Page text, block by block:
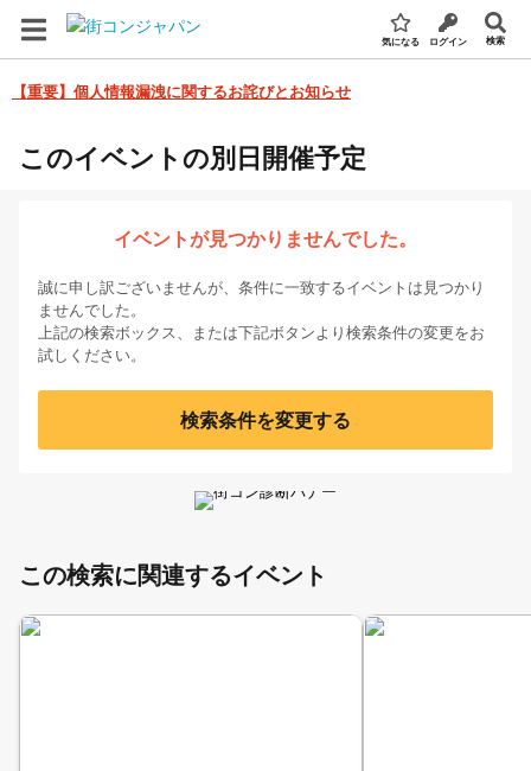
気になる ログイン 検索
【重要】個人情報漏洩に関するお詫びとお知らせ
このイベントの別日開催予定
イベントが見つかりませんでした。
誠に申し訳ございませんが、条件に一致するイベントは見つかり
ませんでした。
上記の検索ボックス、または下記ボタンより検索条件の変更をお
試しください。
検索条件を変更する
この検索に関連するイベント